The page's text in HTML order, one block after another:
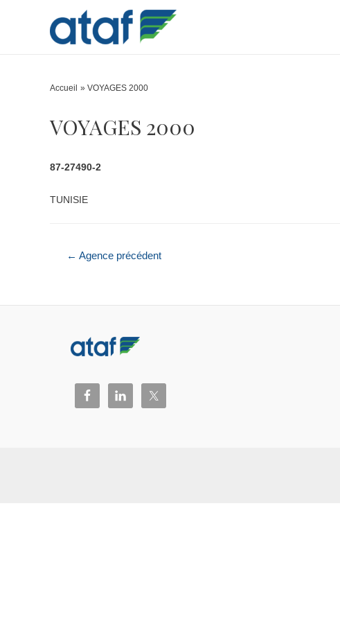
Accueil VOYAGES 2000
VOYAGES 2000
87-27490-2
TUNISIE
Navigation
l’article
← Agence précédent